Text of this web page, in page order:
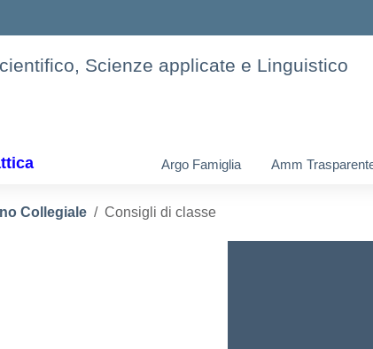
Scienze applicate e Linguistico
Argo Famiglia Amm
Collegiale Consigli di classe